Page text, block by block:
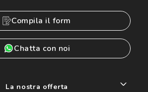
Compila il form
Chatta con noi
La nostra offerta